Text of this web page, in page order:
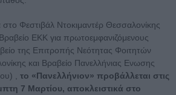
στο Φεστιβάλ Ντοκιμαντέρ Θεσσαλονίκης
(Βραβείο ΕΚΚ για πρωτοεμφανιζόμενους
της Επιτροπής Νεότητας Φοιτητών
και Βραβείο Πανελλήνιας Ενωσης
, το «Πανελλήνιον» προβάλλεται στις
7 Μαρτίου, αποκλειστικά στο